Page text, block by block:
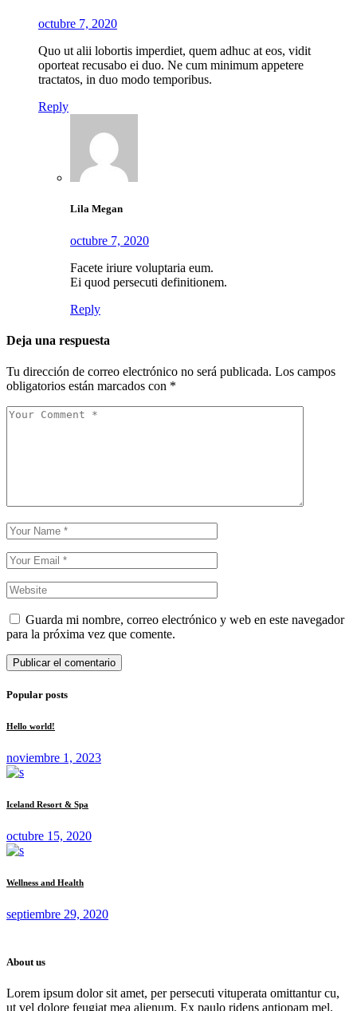
octubre 7, 2020
Quo ut alii lobortis imperdiet, quem adhuc at eos, vidit
oporteat recusabo ei duo. Ne cum minimum appetere
tractatos, in duo modo temporibus.
Reply
Lila Megan
octubre 7, 2020
Facete iriure voluptaria eum.
Ei quod persecuti definitionem.
Reply
Deja una respuesta
Tu dirección de correo electrónico no será publicada. Los campos
obligatorios están marcados con *
Guarda mi nombre, correo electrónico y web en este navegador
para la próxima vez que comente.
Publicar el comentario
Popular posts
Hello world!
noviembre 1, 2023
Iceland Resort & Spa
octubre 15, 2020
Wellness and Health
septiembre 29, 2020
About us
Lorem ipsum dolor sit amet, per persecuti vituperata omittantur cu,
ut vel dolore feugiat mea alienum. Ex paulo ridens antiopam mel.